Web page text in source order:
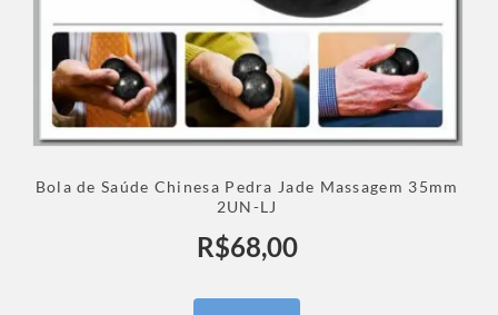
Bola de Saúde Chinesa Pedra Jade Massagem 35mm
2UN-LJ
R$68,00